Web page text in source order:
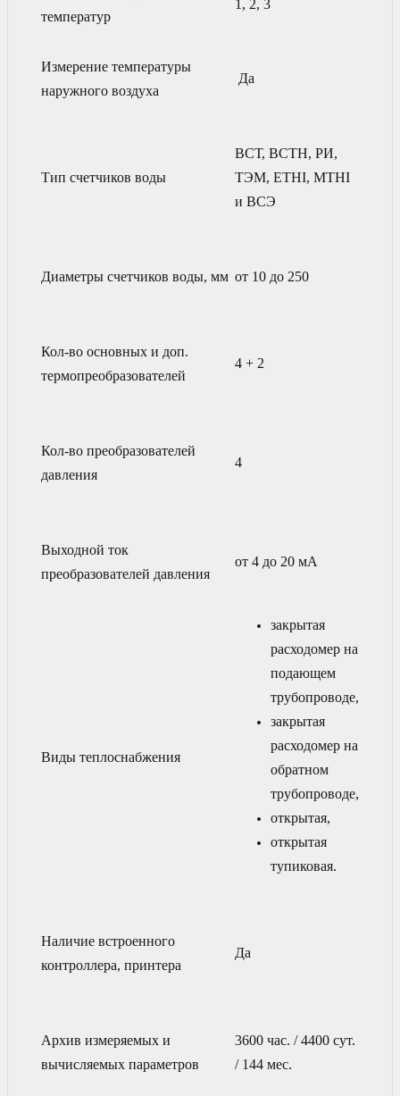
температур
1, 2, 3
Измерение температуры
наружного воздуха
Да
Тип счетчиков воды
ВСТ, ВСТН, РИ,
ТЭМ, ETHI, MTHI
и ВСЭ
Диаметры счетчиков воды, мм от 10 до 250
Кол-во основных и доп.
термопреобразователей
4 + 2
Кол-во преобразователей
давления
4
Выходной ток
преобразователей давления
от 4 до 20 мА
Виды теплоснабжения
закрытая
расходомер на
подающем
трубопроводе,
закрытая
расходомер на
обратном
трубопроводе,
открытая,
открытая
тупиковая.
Наличие встроенного
контроллера, принтера
Да
Архив измеряемых и
вычисляемых параметров
3600 час. / 4400 сут.
/ 144 мес.